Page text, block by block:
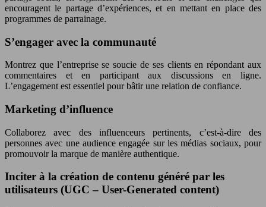
encouragent le partage d’expériences, et en mettant en place des
programmes de parrainage.
S’engager avec la communauté
Montrez que l’entreprise se soucie de ses clients en répondant aux
commentaires et en participant aux discussions en ligne.
L’engagement est essentiel pour bâtir une relation de confiance.
Marketing d’influence
Collaborez avec des influenceurs pertinents, c’est-à-dire des
personnes avec une audience engagée sur les médias sociaux, pour
promouvoir la marque de manière authentique.
Inciter à la création de contenu généré par les
utilisateurs (UGC – User-Generated content)